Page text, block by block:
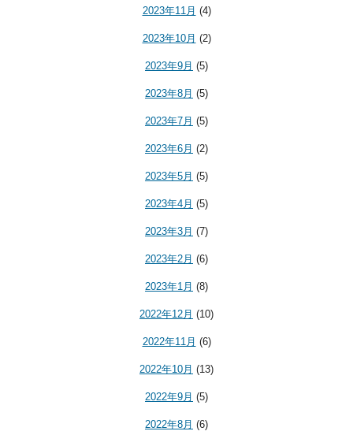
2023年11月 (4)
2023年10月 (2)
2023年9月 (5)
2023年8月 (5)
2023年7月 (5)
2023年6月 (2)
2023年5月 (5)
2023年4月 (5)
2023年3月 (7)
2023年2月 (6)
2023年1月 (8)
2022年12月 (10)
2022年11月 (6)
2022年10月 (13)
2022年9月 (5)
2022年8月 (6)